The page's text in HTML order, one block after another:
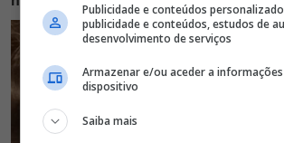
Publicidade e conteúdos
publicidade e conteúdos, estudos de
desenvolvimento de serviços
Armazenar e/ou aceder a
dispositivo
Saiba mais